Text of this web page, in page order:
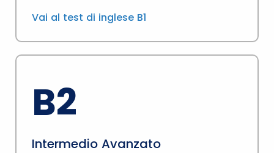
Vai al test di inglese B1
B2
Intermedio Avanzato